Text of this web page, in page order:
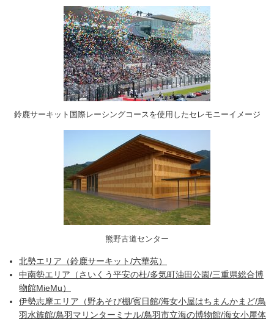
鈴鹿サーキット国際レーシングコースを使用したセレモニーイメージ
熊野古道センター
北勢エリア（鈴鹿サーキット/六華苑）
中南勢エリア（さいくう平安の杜/多気町油田公園/三重県総合博
物館MieMu）
伊勢志摩エリア（野あそび棚/賓日館/海女小屋はちまんかまど/鳥
羽水族館/鳥羽マリンターミナル/鳥羽市立海の博物館/海女小屋体